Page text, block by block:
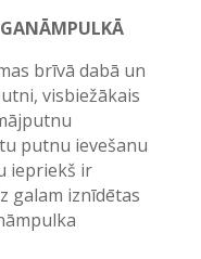
brīvā dabā un
visbiežākais
putnu ievešanu
iepriekš ir
galam iznīdētas